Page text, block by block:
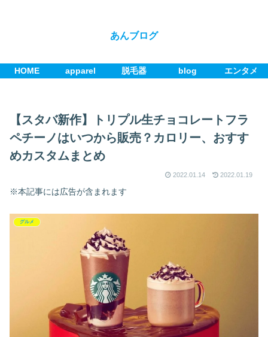
あんブログ
HOME apparel 脱毛器 blog エンタメ
【スタバ新作】トリプル生チョコレートフラ
ペチーノはいつから販売？カロリー、おすす
めカスタムまとめ
2022.01.14 2022.01.19
※本記事には広告が含まれます
グルメ